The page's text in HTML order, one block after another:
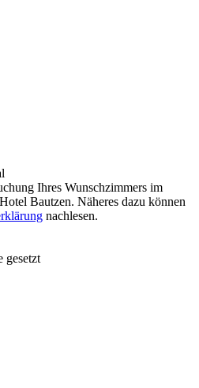
Ihres Wunschzimmers im
Bautzen. Näheres dazu können
nachlesen.
gesetzt